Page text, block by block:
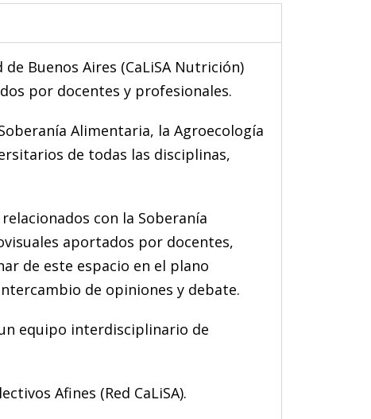
Buenos Aires (CaLiSA Nutrición)
por docentes y profesionales.
Alimentaria, la Agroecología
de todas las disciplinas,
con la Soberanía
aportados por docentes,
de este espacio en el plano
de opiniones y debate.
equipo interdisciplinario de
Afines (Red CaLiSA).